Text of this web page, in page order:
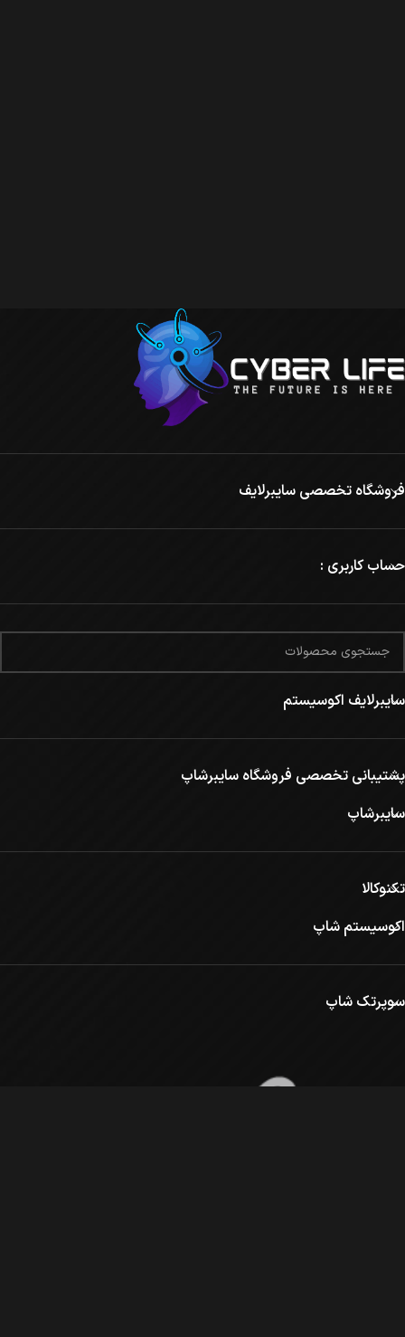
فروشگاه تخصصی سایبرلایف
حساب کاربری :
سایبرلایف اکوسیستم
پشتیبانی تخصصی فروشگاه سایبرشاپ
سایبرشاپ
تکنوکالا
اکوسیستم شاپ
سوپرتک شاپ